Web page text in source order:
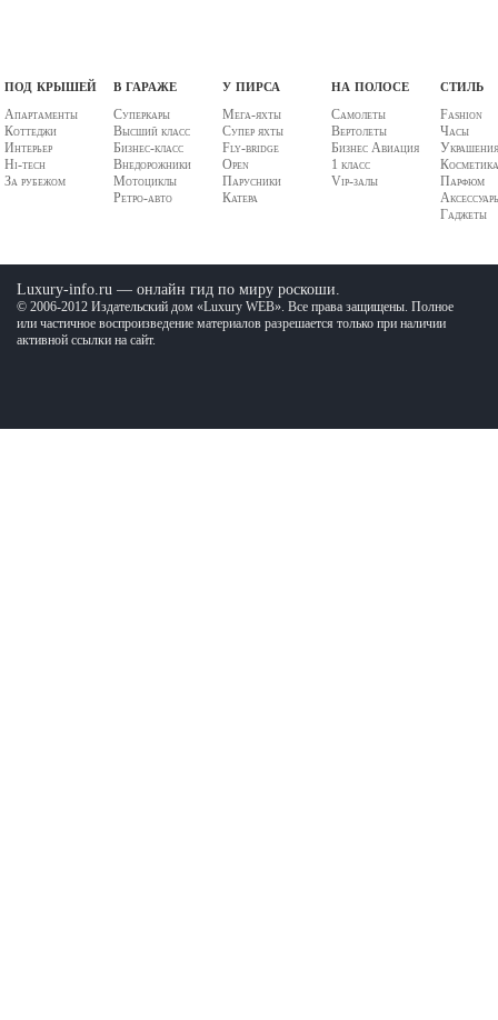
под крышей
Апартаменты
Коттеджи
Интерьер
Hi-tech
За рубежом
в гараже
Суперкары
Высший класс
Бизнес-класс
Внедорожники
Мотоциклы
Ретро-авто
у пирса
Мега-яхты
Супер яхты
Fly-bridge
Open
Парусники
Катера
на полосе
Самолеты
Вертолеты
Бизнес Авиация
1 класс
Vip-залы
стиль
Fashion
Часы
Парфюм
Гаджеты
Luxury-info.ru — онлайн гид по миру роскоши.
© 2006-2012 Издательский дом «Luxury WEB». Все права защищены. Полное
или частичное воспроизведение материалов разрешается только при наличии
активной ссылки на сайт.